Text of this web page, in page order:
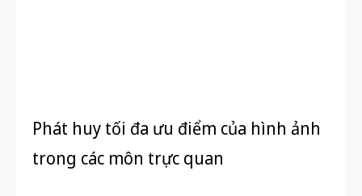
học bằng sơ đồ, infographic, màu sắc và hình ảnh
sẽ giúp học sinh dễ “gắn nhớ” kiến thức hơn. Đặc
biệt, lứa tuổi tiểu học và trung học, hình ảnh giúp